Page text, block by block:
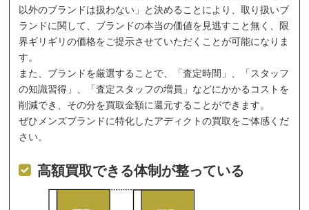
以外のブランドは扱わない」と決めることにより、取り扱いブ
ランドに関して、ブランドの本当の価値を見逃すこと無く、限
界ギリギリの価格をご提示させていただくことが可能になりま
す。
また、ブランドを厳選することで、「査定時間」、「スタッフ
の知識習得」、「査定スタッフの増員」などにかかるコストを
削減でき、その分を買取金額に還元することができます。
ぜひメンズブランドに特化したアディクトの買取をご体感くだ
さい。
高額買取できる体制が整っている